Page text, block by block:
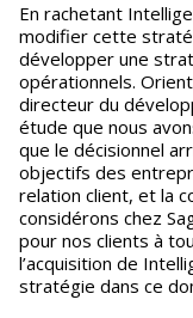
En rachetant IntelligentApps, Sage se donne les moyens de
modifier cette
développer une
opérationnels.
directeur du
étude que nous
que le décisionnel
objectifs des
relation client, et la
considérons chez
pour nos clients à
l’acquisition de
stratégie dans ce